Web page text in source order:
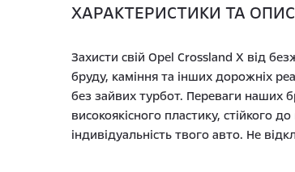
ХАРАКТЕРИСТИКИ ТА ОПИС
Захисти свій Opel Crossland X від
бруду, каміння та інших дорожніх
без зайвих турбот. Переваги наших
високоякісного пластику, стійкого
індивідуальність твого авто. Не